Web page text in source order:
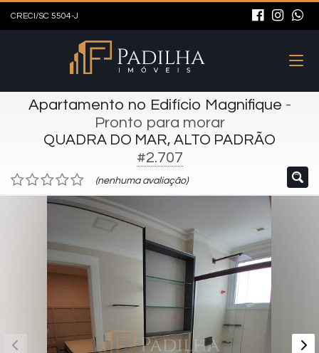
CRECI/SC 5504-J
Apartamento no Edifício Magnifique -
Pronto para morar
QUADRA DO MAR, ALTO PADRÃO
#2.707
(nenhuma avaliação)